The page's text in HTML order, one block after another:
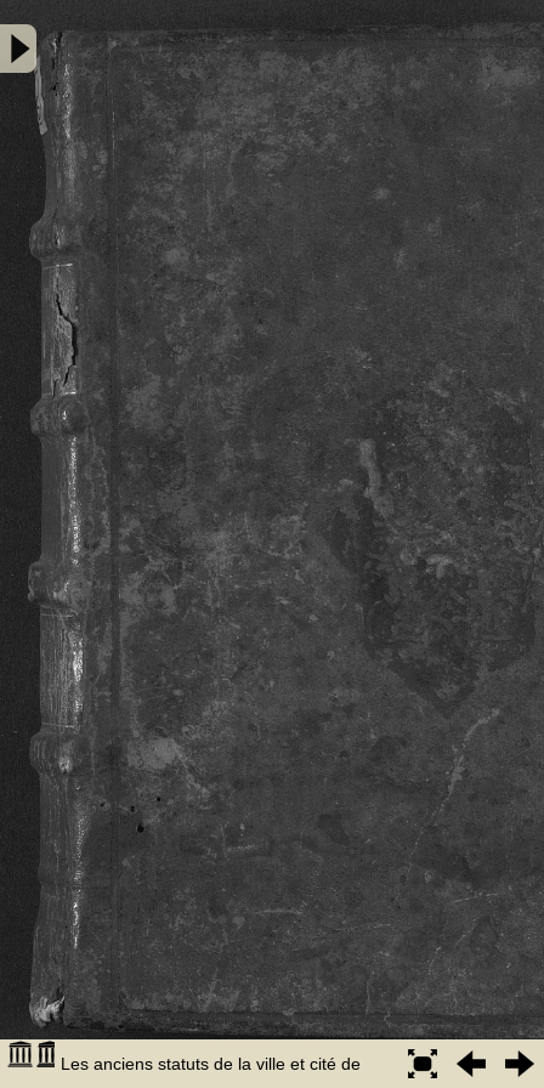
Les anciens statuts de la ville et cité de